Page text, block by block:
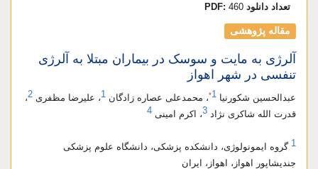
تعداد دانلود PDF: 460
مقاله پژوهشی
آلرژی به مایت و سوسک در بیماران مبتلا به آلرژی
تنفسی در شهر اهواز
عبدالحسین شکورنیا 1
*، محمدعلی عصاره زادگان 1، علیرضا مظفری 2،
قدرت الله شاکری نژاد 3، اکرم امینی 4
1 گروه ایمونولوژی، دانشکده پزشکی، دانشگاه علوم پزشکی
جندیشاپور اهواز، اهواز، ایران